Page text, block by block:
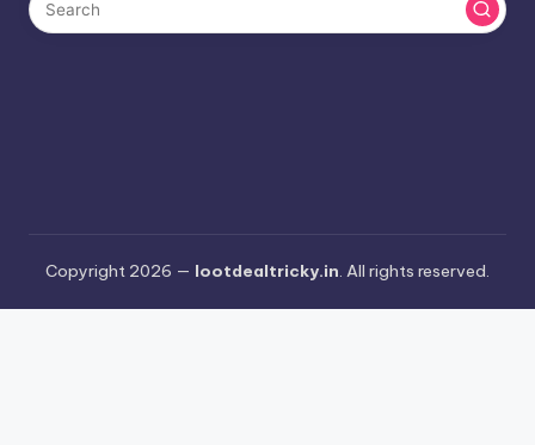
Copyright 2026 — lootdealtricky.in. All rights reserved.